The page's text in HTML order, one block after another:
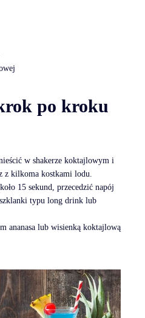
po kroku
w shakerze koktajlowym i
z kilkoma kostkami lodu.
15 sekund, przecedzić napój
typu long drink lub
ananasa lub wisienką koktajlową